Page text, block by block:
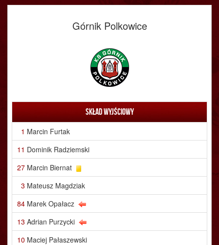
Górnik Polkowice
Skład wyjściowy
1 Marcin Furtak
11 Dominik Radziemski
27 Marcin Biernat
3 Mateusz Magdziak
84 Marek Opałacz
13 Adrian Purzycki
10 Maciej Pałaszewski